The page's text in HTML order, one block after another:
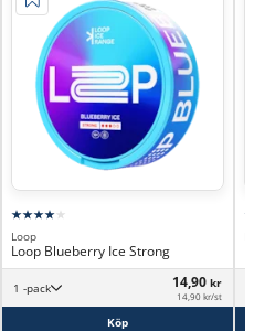
Loop
Loop Blueberry Ice Strong
1 -pack 14,90 kr
14,90 kr/st
Köp